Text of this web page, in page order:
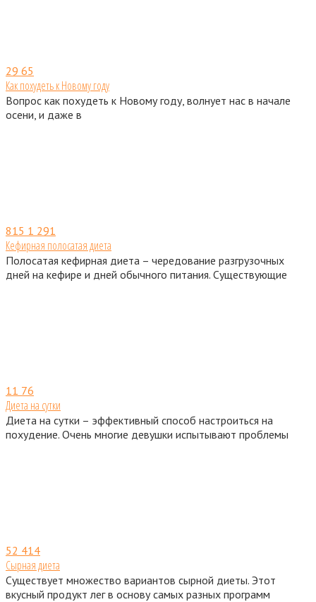
29 65
Как похудеть к Новому году
Вопрос как похудеть к Новому году, волнует нас в начале
осени, и даже в
815 1 291
Кефирная полосатая диета
Полосатая кефирная диета – чередование разгрузочных
дней на кефире и дней обычного питания. Существующие
11 76
Диета на сутки
Диета на сутки – эффективный способ настроиться на
похудение. Очень многие девушки испытывают проблемы
52 414
Сырная диета
Существует множество вариантов сырной диеты. Этот
вкусный продукт лег в основу самых разных программ